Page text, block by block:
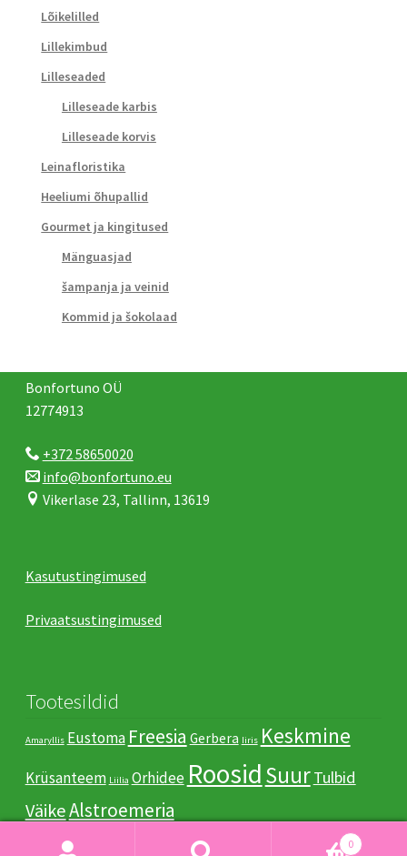
Lõikelilled
Lillekimbud
Lilleseaded
Lilleseade karbis
Lilleseade korvis
Leinafloristika
Heeliumi õhupallid
Gourmet ja kingitused
Mänguasjad
šampanja ja veinid
Kommid ja šokolaad
Bonfortuno OÜ
12774913
+372 58650020
info@bonfortuno.eu
Vikerlase 23, Tallinn, 13619
Kasutustingimused
Privaatsustingimused
Tootesildid
Amaryllis Eustoma Freesia Gerbera Iiris Keskmine
Krüsanteem Liilia Orhidee RoosidSuurTulbid
VäikeАlstroemeria
0